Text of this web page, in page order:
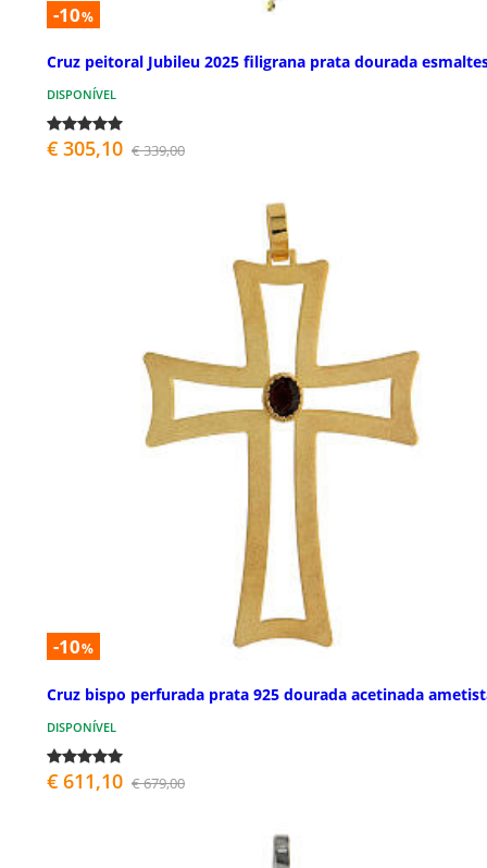
-10%
Cruz peitoral Jubileu 2025 filigrana prata dourada
DISPONÍVEL
€ 305,10 € 339,00
-10%
Cruz bispo perfurada prata 925 dourada acetinada
DISPONÍVEL
€ 611,10 € 679,00